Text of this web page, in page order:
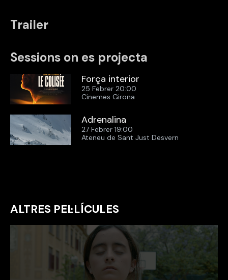
Trailer
Sessions on es projecta
Força interior
25 Febrer 20:00
Cinemes Girona
Adrenalina
27 Febrer 19:00
Ateneu de Sant Just Desvern
ALTRES PEL·LÍCULES